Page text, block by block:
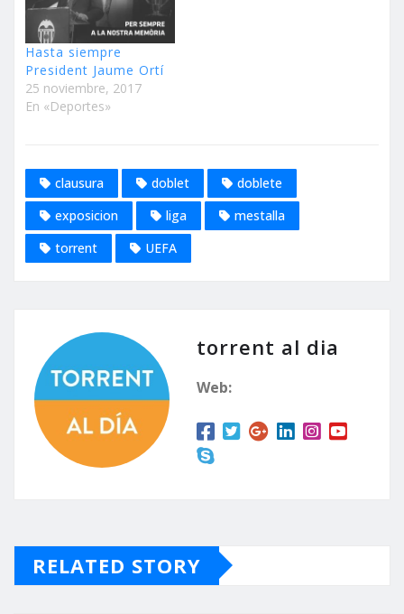
Hasta siempre
President Jaume Ortí
25 noviembre, 2017
En «Deportes»
clausura doblet
doblete
exposicion
liga
mestalla
torrent
UEFA
torrent al dia
Web:
RELATED STORY